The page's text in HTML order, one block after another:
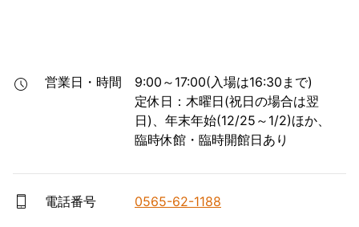
営業日・時間
9:00～17:00(入場は16:30まで)
定休日：木曜日(祝日の場合は翌
日)、年末年始(12/25～1/2)ほか、
臨時休館・臨時開館日あり
電話番号 0565-62-1188